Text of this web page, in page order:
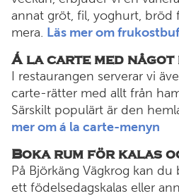
annat gröt, fil, yoghurt, bröd
mera. Läs mer om
Á la carte med
I restaurangen serverar vi
carte-rätter med allt från
Särskilt populärt är den
mer om á la carte-menyn
Boka rum för kalas
På Björkäng Vägkrog kan
ett födelsedagskalas eller